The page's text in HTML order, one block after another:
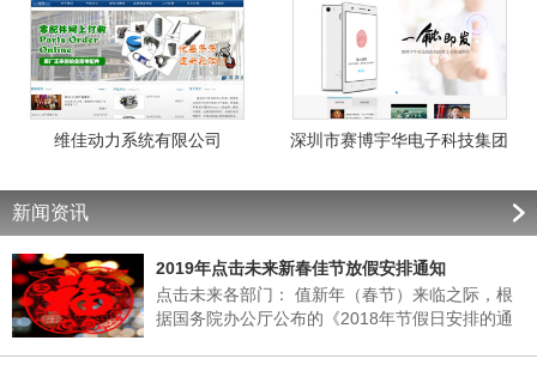
维佳动力系统有限公司 深圳市赛博宇华电子科技集团
新闻资讯
2019年点击未来新春佳节放假安排通知
点击未来各部门： 值新年（春节）来临之际，根
据国务院办公厅公布的《2018年节假日安排的通